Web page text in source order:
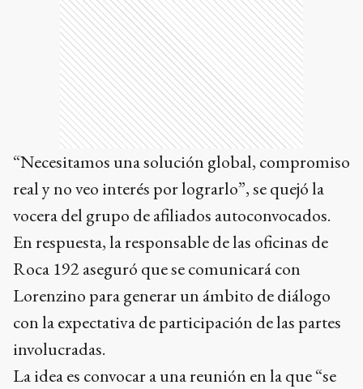
“Necesitamos una solución global, compromiso
real y no veo interés por lograrlo”, se quejó la
vocera del grupo de afiliados autoconvocados.
En respuesta, la responsable de las oficinas de
Roca 192 aseguró que se comunicará con
Lorenzino para generar un ámbito de diálogo
con la expectativa de participación de las partes
involucradas.
La idea es convocar a una reunión en la que “se